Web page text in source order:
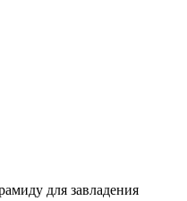
для завладения